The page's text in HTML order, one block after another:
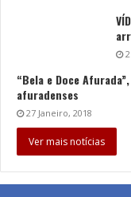
“Bela e Doce
afuradenses
27 Janeiro, 2018
Ver mais notícias